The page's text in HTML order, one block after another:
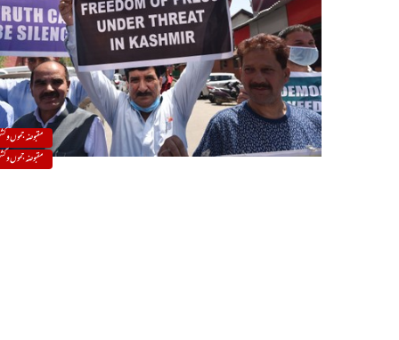
مقبوضہ جموں و
مقبوضہ جموں و